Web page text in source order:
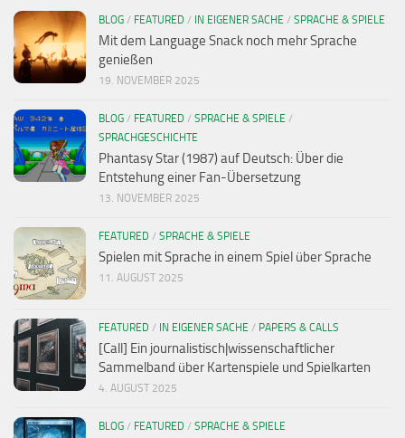
BLOG / FEATURED / IN EIGENER SACHE / SPRACHE & SPIELE
Mit dem Language Snack noch mehr Sprache
genießen
19. NOVEMBER 2025
BLOG / FEATURED / SPRACHE & SPIELE /
SPRACHGESCHICHTE
Phantasy Star (1987) auf Deutsch: Über die
Entstehung einer Fan-Übersetzung
13. NOVEMBER 2025
FEATURED / SPRACHE & SPIELE
Spielen mit Sprache in einem Spiel über Sprache
11. AUGUST 2025
FEATURED / IN EIGENER SACHE / PAPERS & CALLS
[Call] Ein journalistisch|wissenschaftlicher
Sammelband über Kartenspiele und Spielkarten
4. AUGUST 2025
BLOG / FEATURED / SPRACHE & SPIELE